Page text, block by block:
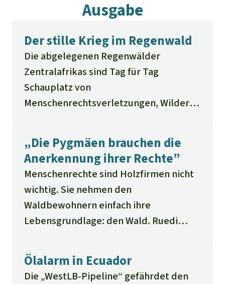
Ausgabe
Der stille Krieg im Regenwald
Die abgelegenen Regenwälder
Zentralafrikas sind Tag für Tag
Schauplatz von
Menschenrechtsverletzungen, Wilderei
erklärter Krieg, ausgelöst durch die
Holzindustrie und die Konsumenten,
gefördert durch korrupte Regierungen
und toleriert von profitlastigen
Umweltorganisationen. Eindrücke einer
Visite im grünen Herzen Afrikas Ein
Reisebericht des Schweizer
„Die Pygmäen brauchen die
Anerkennung ihrer Rechte”
Menschenrechte sind Holzfirmen nicht
wichtig. Sie nehmen den
Waldbewohnern einfach ihre
Lebensgrundlage: den Wald. Ruedi
Situation
Ölalarm in Ecuador
Die „WestLB-Pipeline“ gefährdet den